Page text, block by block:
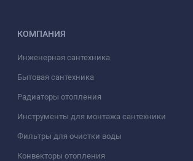
КОМПАНИЯ
Инженерная сантехника
Бытовая сантехника
Радиаторы отопления
Инструменты для монтажа сантехники
Фильтры для очистки воды
Конвекторы отопления